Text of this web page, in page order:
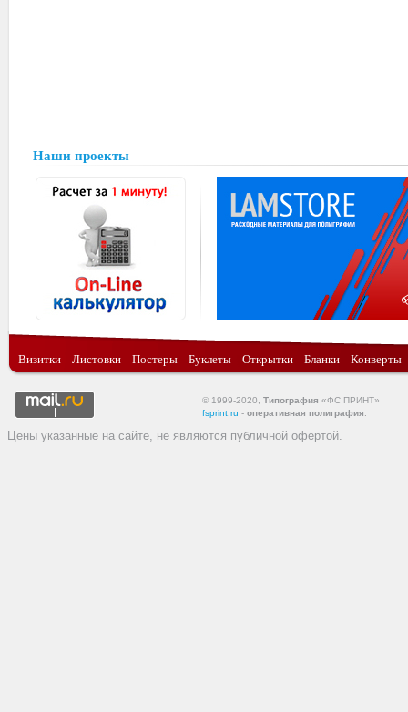
Наши проекты
Визитки Листовки Постеры Буклеты Открытки Бланки Конверты
© 1999-2020, Типография «ФС ПРИНТ»
fsprint.ru - оперативная полиграфия
Цены указанные на сайте, не являются публичной офертой.